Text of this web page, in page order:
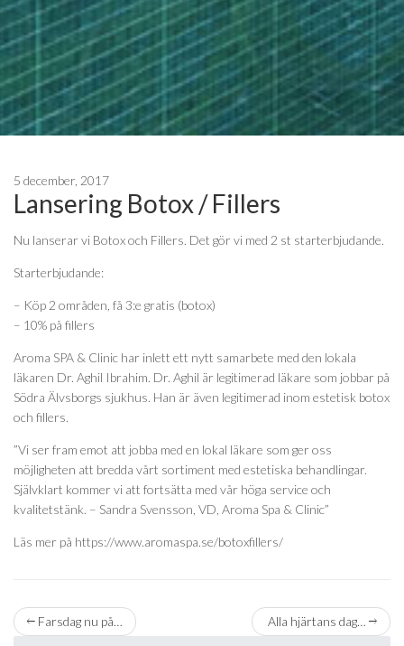
5 december, 2017
Lansering Botox / Fillers
Nu lanserar vi Botox och Fillers. Det gör vi med 2 st starterbjudande.
Starterbjudande:
– Köp 2 områden, få 3:e gratis (botox)
– 10% på fillers
Aroma SPA & Clinic har inlett ett nytt samarbete med den lokala
läkaren Dr. Aghil Ibrahim. Dr. Aghil är legitimerad läkare som jobbar på
Södra Älvsborgs sjukhus. Han är även legitimerad inom estetisk botox
och fillers.
”Vi ser fram emot att jobba med en lokal läkare som ger oss
möjligheten att bredda vårt sortiment med estetiska behandlingar.
Självklart kommer vi att fortsätta med vår höga service och
kvalitetstänk. – Sandra Svensson, VD, Aroma Spa & Clinic”
Läs mer på https://www.aromaspa.se/botoxfillers/
Farsdag nu på… Alla hjärtans dag…